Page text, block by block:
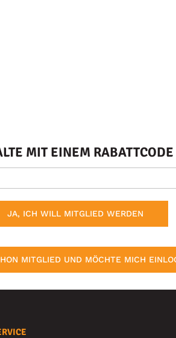
MIT EINEM
JA, ICH WILL MITGLIED WERDEN
MITGLIED UND MÖCHTE MICH